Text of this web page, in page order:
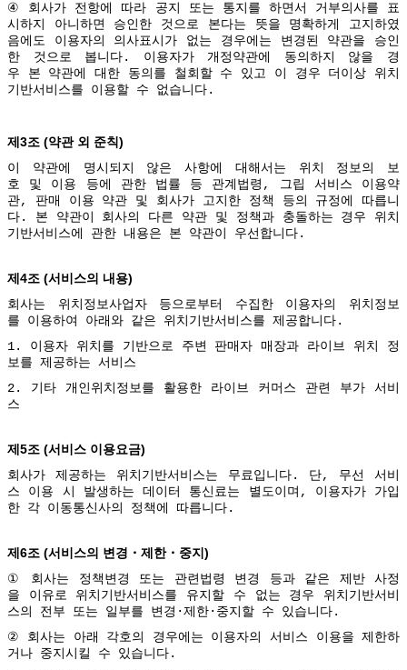
④ 회사가 전항에 따라 공지 또는 통지를 하면서 거부의사를
표
시하지
아니하면 승인한 것으로 본다는 뜻을 명확하게
고지하였
음에도
이용자의 의사표시가 없는 경우에는 변경된 약관을
승인
한
것으로 봅니다 . 이용자가 개정약관에 동의하지 않을
경
우
본 약관에 대한 동의를 철회할 수 있고 이 경우 더이상
위치
기반서비스를
이용할 수 없습니다 .
제 3조 (약관 외 준칙)
이 약관에 명시되지 않은 사항에 대해서는 위치 정보의
보
호
및 이용 등에 관한 법률 등 관계법령 , 그립 서비스
이용약
관, 판매 이용 약관 및 회사가 고지한 정책 등의 규정에
따릅니
다 . 본 약관이 회사의 다른 약관 및 정책과 충돌하는 경우
위치
기반서비스에
관한 내용은 본 약관이 우선합니다 .
제 4조 (서비스의 내용)
회사는 위치정보사업자 등으로부터 수집한 이용자의
위치정보
를
이용하여 아래와 같은 위치기반서비스를 제공합니다 .
1.
이용자 위치를 기반으로 주변 판매자 매장과 라이브 위치
정
보를 제공하는 서비스
2. 기타 개인위치정보를 활용한 라이브 커머스 관련 부가
서비
스
제 5조 (서비스 이용요금)
회사가 제공하는 위치기반서비스는 무료입니다 . 단, 무선
서비
스
이용 시 발생하는 데이터 통신료는 별도이며 , 이용자가
가입
한 각 이동통신사의 정책에 따릅니다 .
제 6조 (서비스의 변경・제한・중지 )
① 회사는 정책변경 또는 관련법령 변경 등과 같은 제반
사정
을
이유로 위치기반서비스를 유지할 수 없는 경우
위치기반서비
스의
전부 또는 일부를 변경 · 제한 · 중지할 수 있습니다 .
② 회사는 아래 각호의 경우에는 이용자의 서비스 이용을
제한하
거나 중지시킬 수 있습니다 .